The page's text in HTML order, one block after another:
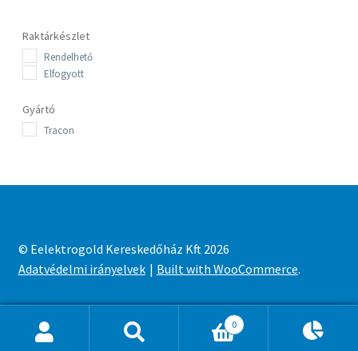
Raktárkészlet
Rendelhető
Elfogyott
Gyártó
Tracon
© Eelektrogold Kereskedőház Kft 2026
Adatvédelmi irányelvek
Built with WooCommerce.
0
Ajánlatkosár 0